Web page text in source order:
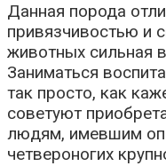
Данная порода
привязчивостью и
животных сильная
Заниматься
так просто, как
советуют
людям, имевшим
четвероногих